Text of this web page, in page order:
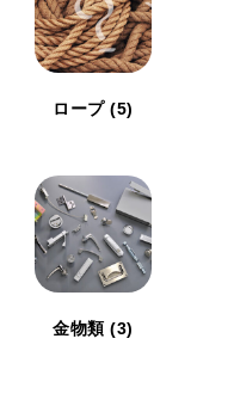
ロープ(5)
金物類(3)